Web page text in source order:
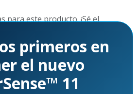
para este producto. ¡Sé el
primeros en
el nuevo
11